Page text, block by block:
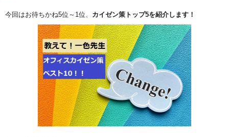
今回はお待ちかね5位～1位、 カイゼン策トップ5を紹介します！